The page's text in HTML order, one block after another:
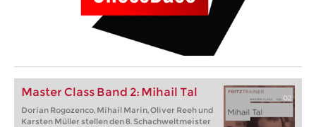
Master Class Band 2: Mihail Tal
Dorian Rogozenco, Mihail Marin, Oliver Reeh und
Karsten Müller stellen den 8. Schachweltmeister